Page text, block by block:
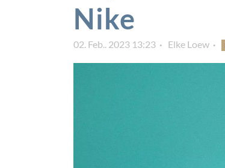
Nike
02. Feb.. 2023 13:23 Elke Loew